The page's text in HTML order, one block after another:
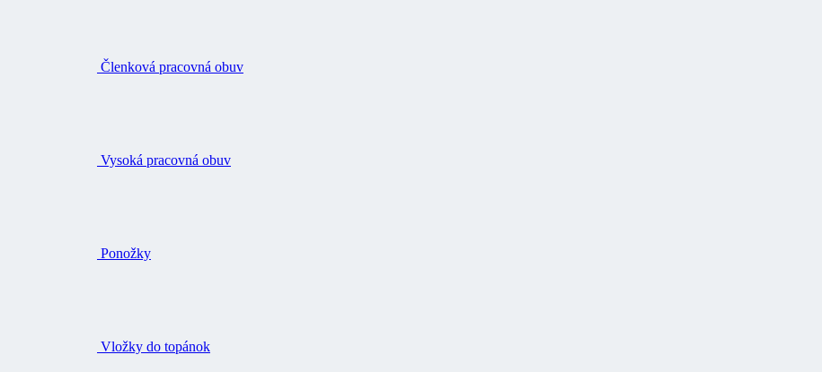
Členková pracovná obuv
Vysoká pracovná obuv
Ponožky
Vložky do topánok